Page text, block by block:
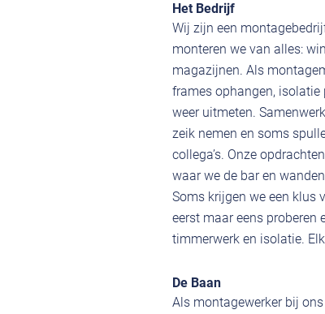
Het Bedrijf
Wij zijn een
monteren we van alles:
magazijnen. Als
frames ophangen,
weer uitmeten.
zeik nemen en soms
collega’s. Onze
waar we de bar en
Soms krijgen we een klus
eerst maar eens proberen
timmerwerk en isolatie.
De Baan
Als montagewerker bij